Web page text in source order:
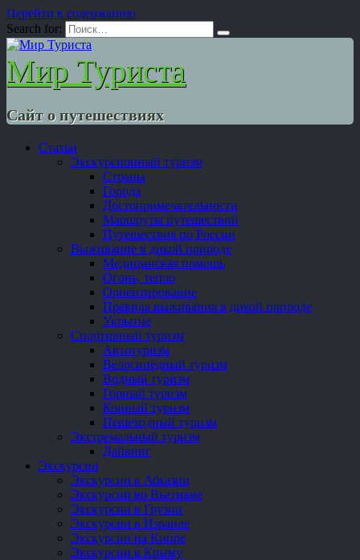
Перейти к содержанию
Search for:
Мир Туриста
Сайт о путешествиях
Статьи
Экскурсионный туризм
Страны
Города
Достопримечательности
Маршруты путешествий
Путешествия по России
Выживание в дикой природе
Медицинская помощь
Огонь, тепло
Ориентирование
Правила выживания в дикой природе
Укрытие
Спортивный туризм
Автотуризм
Велосипедный туризм
Водный туризм
Горный туризм
Конный туризм
Пешеходный туризм
Экстремальный туризм
Дайвинг
Экскурсии
Экскурсии в Абхазии
Экскурсии во Вьетнаме
Экскурсии в Грузии
Экскурсии в Израиле
Экскурсии на Кипре
Экскурсии в Крыму